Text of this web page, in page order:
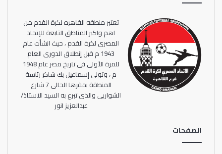
وتابع: “باب المنتخب مفتوح أمام جميع اللاعبين، لكن الانضمام
للمنتخب يأتي من تركيز اللاعب مع ناديه وتقديم أفضل مستوى
ممكن، وليس بالحديث عن ذلك في وسائل الإعلام”.
تعتبر منطقه القاهره لكرة القدم من
اهم واكبر المناطق التابعة للإتحاد
المصرى لكرة القدم ، حيث انشأت عام
1943 م قبل إنطلاق الدورى العام
للمرة الأولى فى تاريخ مصر عام 1948
م ، وتولى إسماعيل بك شاكر رئاسة
المنطقة بمقرها الحالى 7 شارع
الشواربى والذى تبرع به السيد الاستاذ/
عبدالعزيز انور
الصفحات